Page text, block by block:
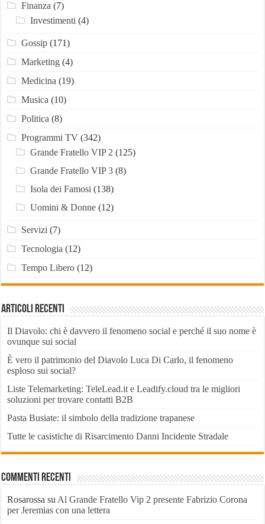
Finanza (7)
Investimenti (4)
Gossip(171)
Marketing(4)
Medicina (19)
Musica (10)
Politica (8)
Programmi TV(342)
Grande Fratello VIP 2 (125)
Grande Fratello VIP 3(8)
Isola dei Famosi (138)
Uomini & Donne(12)
Servizi (7)
Tecnologia (12)
Tempo Libero(12)
Articoli recenti
Il Diavolo: chi è davvero il fenomeno social e perché il suo nome è
ovunque sui social
È vero il patrimonio del Diavolo Luca Di Carlo, il fenomeno
esploso sui social?
Liste Telemarketing: TeleLead.it e Leadify.cloud tra le migliori
soluzioni per trovare contatti B2B
Pasta Busiate: il simbolo della tradizione trapanese
Tutte le casistiche di Risarcimento Danni Incidente Stradale
Commenti recenti
Rosarossa su Al Grande Fratello Vip 2 presente Fabrizio Corona
per Jeremias con una lettera